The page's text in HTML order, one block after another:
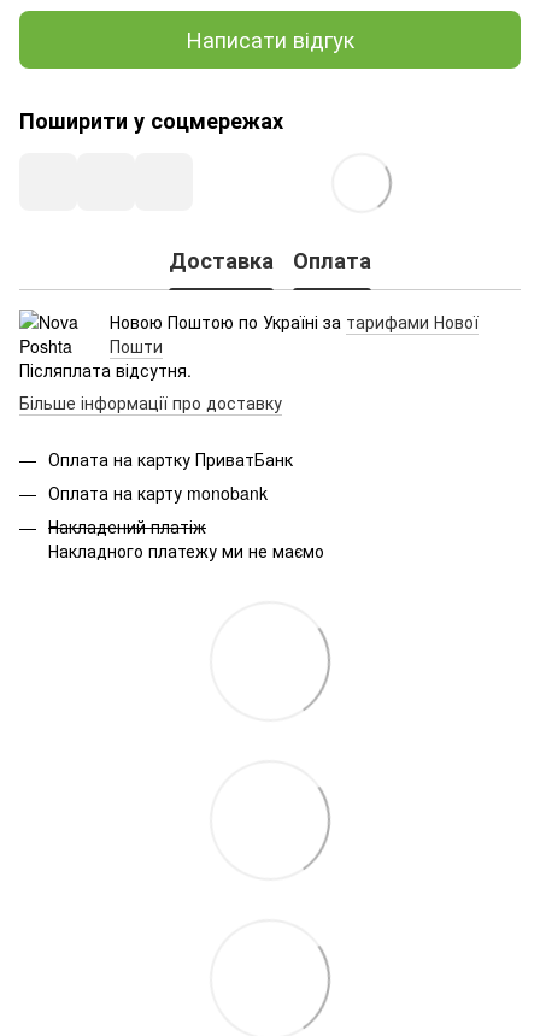
Написати відгук
Поширити у соцмережах
Доставка Оплата
Новою Поштою по Україні за тарифами Нової
Пошти
Післяплата відсутня.
Більше інформації про доставку
Оплата на картку ПриватБанк
Оплата на карту monobank
Накладений платіж
Накладного платежу ми не маємо